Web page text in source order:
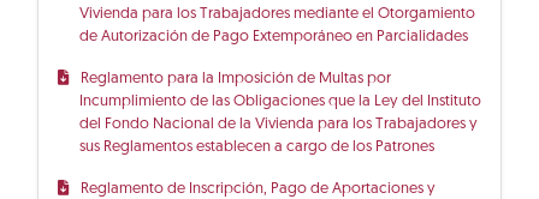
Vivienda para los Trabajadores mediante el Otorgamiento
de Autorización de Pago Extemporáneo en Parcialidades
Reglamento para la Imposición de Multas por
Incumplimiento de las Obligaciones que la Ley del Instituto
del Fondo Nacional de la Vivienda para los Trabajadores y
sus Reglamentos establecen a cargo de los Patrones
Reglamento de Inscripción, Pago de Aportaciones y